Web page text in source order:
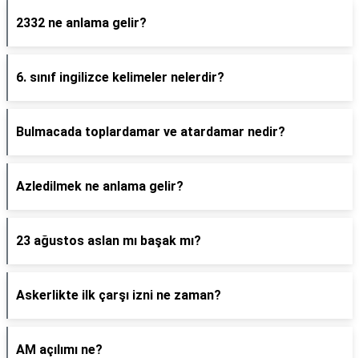
2332 ne anlama gelir?
6. sınıf ingilizce kelimeler nelerdir?
Bulmacada toplardamar ve atardamar nedir?
Azledilmek ne anlama gelir?
23 ağustos aslan mı başak mı?
Askerlikte ilk çarşı izni ne zaman?
AM açılımı ne?